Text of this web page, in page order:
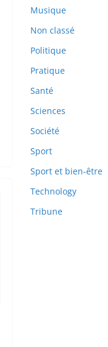
Musique
Non classé
Politique
Pratique
Santé
Sciences
Société
Sport
Sport et bien-être
Technology
Tribune